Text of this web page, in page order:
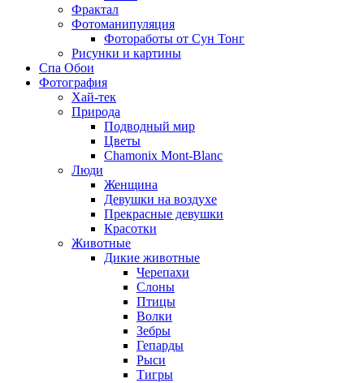
Фрактал
Фотоманипуляция
Фотоработы от Сун Тонг
Рисунки и картины
Спа Обои
Фотография
Хай-тек
Природа
Подводный мир
Цветы
Chamonix Mont-Blanc
Люди
Женщина
Девушки на воздухе
Прекрасные девушки
Красотки
Животные
Дикие животные
Черепахи
Слоны
Птицы
Волки
Зебры
Гепарды
Рыси
Тигры